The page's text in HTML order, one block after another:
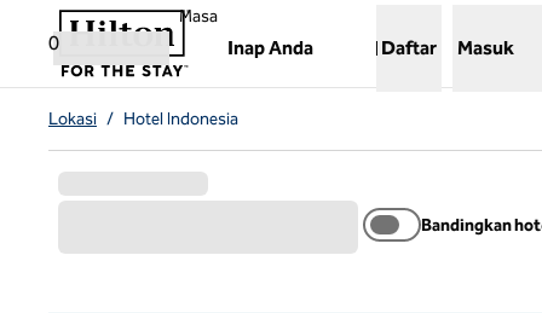
Lompati ke Konten
0
Masa
Inap Anda
,Membuka tab baru
Daftar Masuk
Lokasi / Hotel Indonesia
Bandingkan